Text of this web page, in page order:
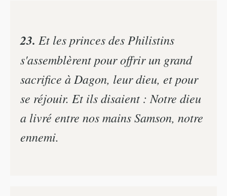
23. Et les princes des Philistins
s'assemblèrent pour offrir un grand
sacrifice à Dagon, leur dieu, et pour
se réjouir. Et ils disaient : Notre dieu
a livré entre nos mains Samson, notre
ennemi.